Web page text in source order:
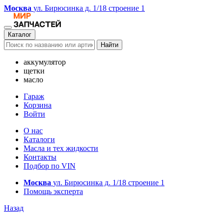
Москва ул. Бирюсинка д. 1/18 строение 1
Каталог
Найти
аккумулятор
щетки
масло
Гараж
Корзина
Войти
О нас
Каталоги
Масла и тех жидкости
Контакты
Подбор по VIN
Москва ул. Бирюсинка д. 1/18 строение 1
Помощь эксперта
Назад